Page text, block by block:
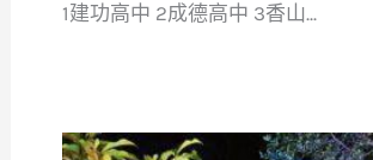
1建功高中 2成德高中 3香山...